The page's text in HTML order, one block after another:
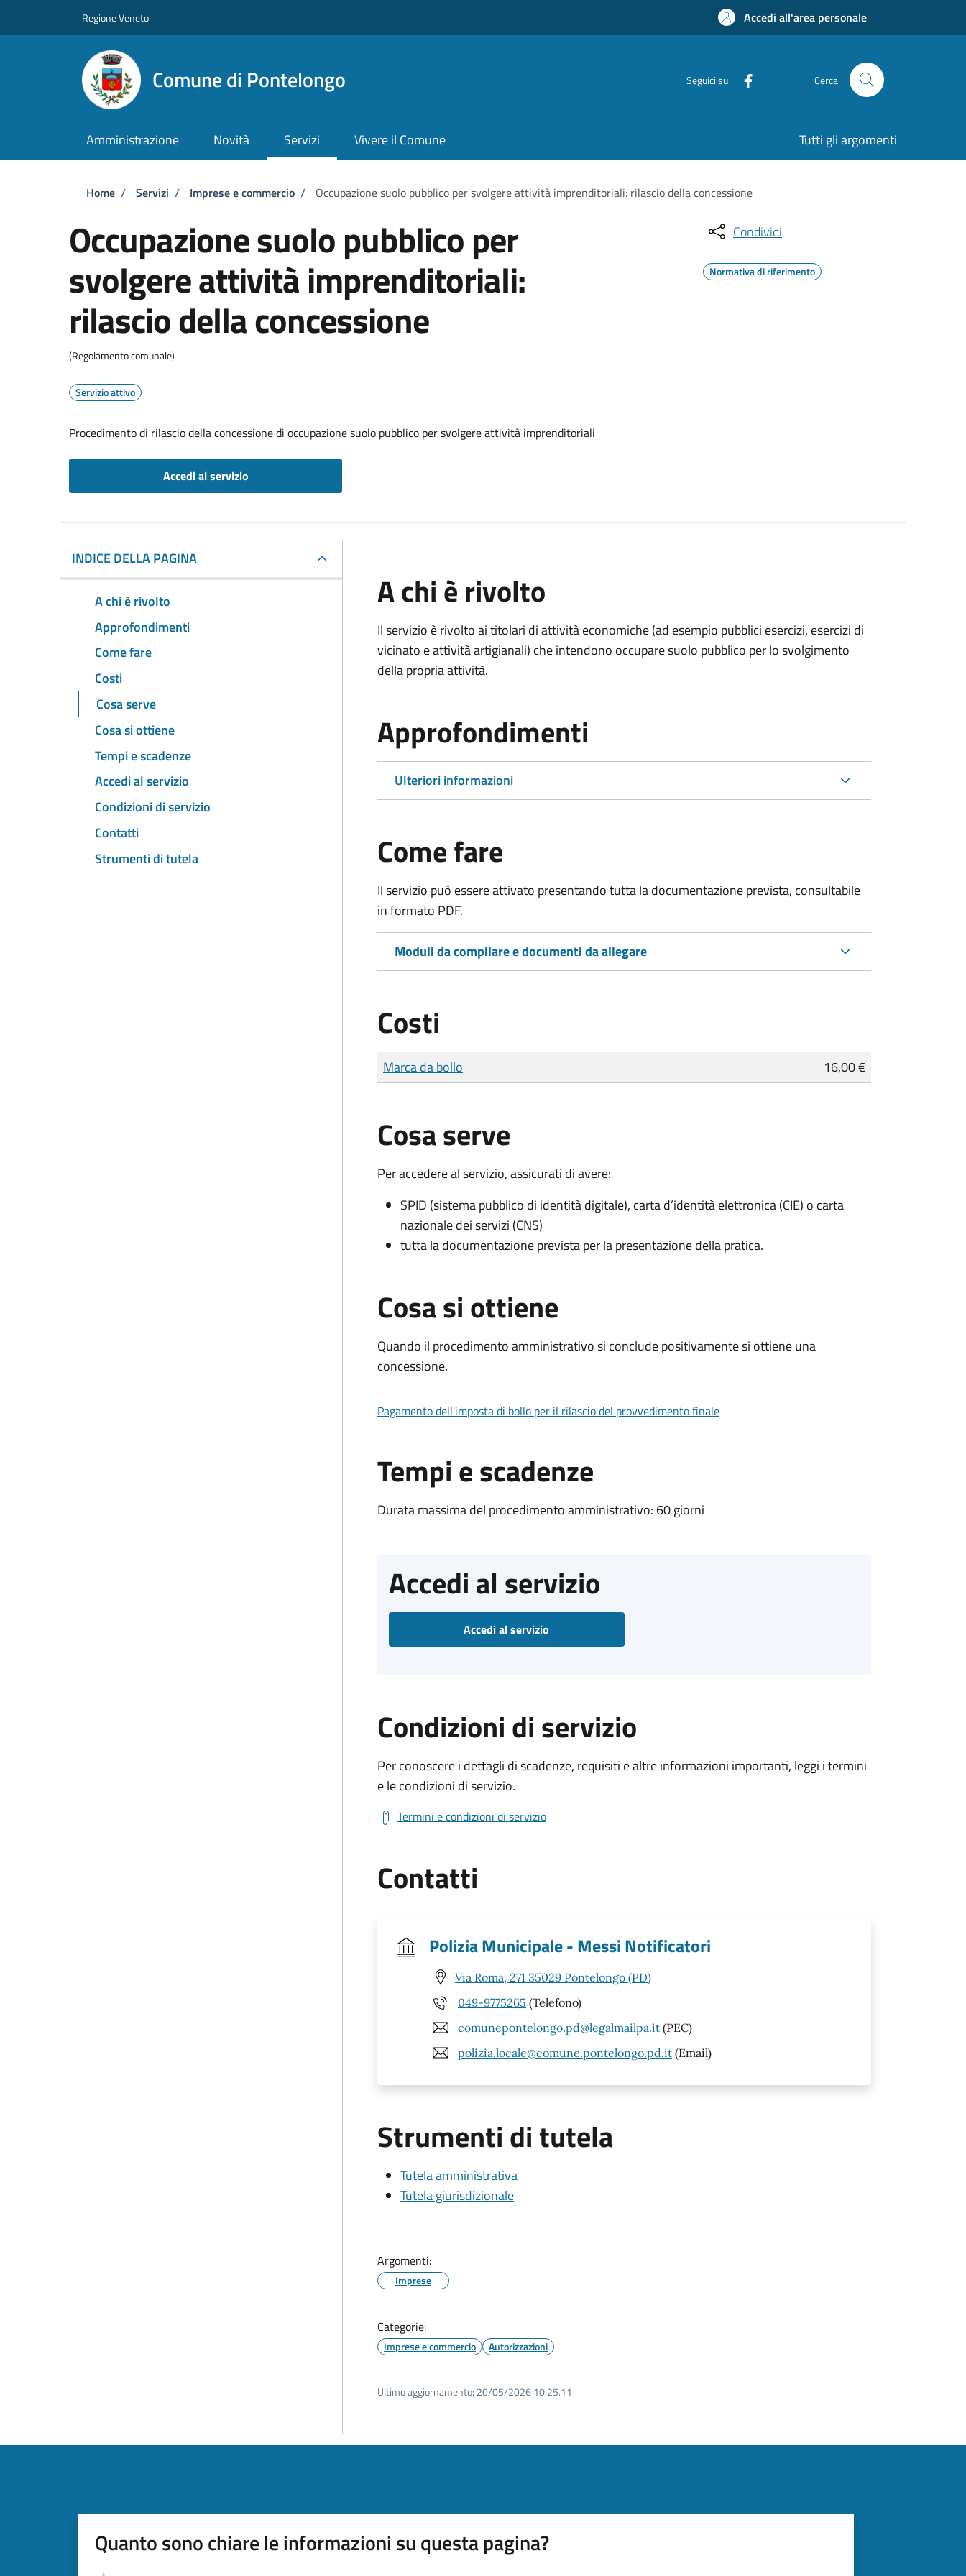
Regione Veneto Accedi all'area personale
Comune di Pontelongo Seguici su Cerca
Amministrazione Novità Servizi Vivere il Comune Tutti gli argomenti
Briciole di pane
Home / Servizi / Imprese e commercio / Occupazione suolo pubblico per svolgere attività imprenditoriali: rilascio della concessione
Occupazione suolo pubblico per
svolgere attività imprenditoriali:
rilascio della concessione
(Regolamento comunale)
Servizio attivo
Procedimento di rilascio della concessione di occupazione suolo pubblico per svolgere attività imprenditoriali
Accedi al servizio
Condividi
Normativa di riferimento
INDICE DELLA PAGINA
A chi è rivolto
Approfondimenti
Come fare
Costi
Cosa serve
Cosa si ottiene
Tempi e scadenze
Accedi al servizio
Condizioni di servizio
Contatti
Strumenti di tutela
A chi è rivolto
Il servizio è rivolto ai titolari di attività economiche (ad esempio pubblici esercizi, esercizi di
vicinato e attività artigianali) che intendono occupare suolo pubblico per lo svolgimento
della propria attività.
Approfondimenti
Ulteriori informazioni
Come fare
Il servizio può essere attivato presentando tutta la documentazione prevista, consultabile
in formato PDF.
Moduli da compilare e documenti da allegare
Costi
Tipo di pagamento
Importo
Marca da bollo 16,00 €
Cosa serve
Per accedere al servizio, assicurati di avere:
SPID (sistema pubblico di identità digitale), carta d’identità elettronica (CIE) o carta
nazionale dei servizi (CNS)
tutta la documentazione prevista per la presentazione della pratica.
Cosa si ottiene
Quando il procedimento amministrativo si conclude positivamente si ottiene una
concessione.
Pagamento dell'imposta di bollo per il rilascio del provvedimento finale
Tempi e scadenze
Durata massima del procedimento amministrativo: 60 giorni
Accedi al servizio
Accedi al servizio
Condizioni di servizio
Per conoscere i dettagli di scadenze, requisiti e altre informazioni importanti, leggi i termini
e le condizioni di servizio.
Termini e condizioni di servizio
Contatti
Polizia Municipale - Messi Notificatori
Via Roma, 271 35029 Pontelongo (PD)
049-9775265 (Telefono)
comunepontelongo.pd@legalmailpa.it (PEC)
polizia.locale@comune.pontelongo.pd.it (Email)
Strumenti di tutela
Tutela amministrativa
Tutela giurisdizionale
Argomenti:
Imprese
Categorie:
Imprese e commercio Autorizzazioni
Ultimo aggiornamento: 20/05/2026 10:25.11
Quanto sono chiare le informazioni su questa pagina?